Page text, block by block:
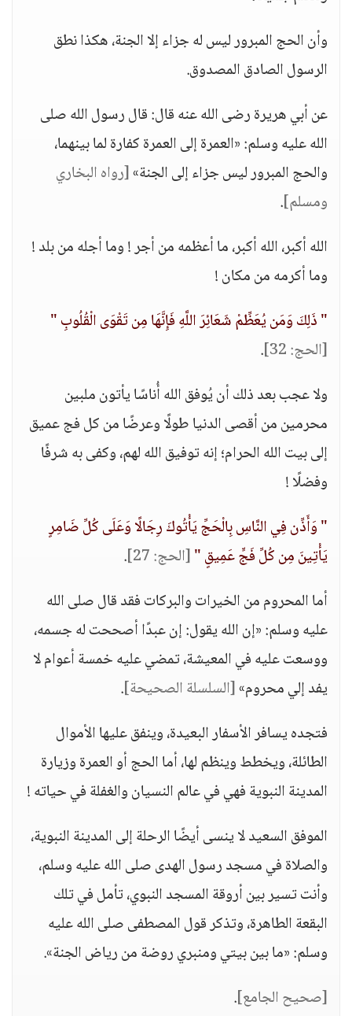
وأن الحج المبرور ليس له جزاء إلا الجنة، هكذا نطق
الرسول الصادق المصدوق.
عن أبي هريرة رضى الله عنه قال: قال رسول الله صلى
الله عليه وسلم: «العمرة إلى العمرة كفارة لما بينهما،
والحج المبرور ليس جزاء إلى الجنة»[رواه البخاري
ومسلم].
الله أكبر، الله أكبر، ما أعظمه من أجر ! وما أجله من بلد !
وما أكرمه من مكان !
" ذَلِكَ وَمَن يُعَظِّمْ شَعَائِرَ اللَّهِ فَإِنَّهَا مِن تَقْوَى الْقُلُوبِ "
[الحج: 32]
.
ولا عجب بعد ذلك أن يُوفق الله أُناسًا يأتون ملبين
محرمين من أقصى الدنيا طولًا وعرضًا من كل فج عميق
إلى بيت الله الحرام؛ إنه توفيق الله لهم، وكفى به شرفًا
وفضلًا !
" وَأَذِّن فِي النَّاسِ بِالْحَجِّ يَأْتُوكَ رِجَالًا وَعَلَى كُلِّ ضَامِرٍ
يَأْتِينَ مِن كُلِّ فَجٍّ عَمِيقٍ "[الحج: 27]
.
أما المحروم من الخيرات والبركات فقد قال صلى الله
عليه وسلم: «إن الله يقول: إن عبدًا أصححت له جسمه،
ووسعت عليه في المعيشة، تمضي عليه خمسة أعوام لا
يفد إلي محروم»[السلسلة الصحيحة].
فتجده يسافر الأسفار البعيدة، وينفق عليها الأموال
الطائلة، ويخطط وينظم لها، أما الحج أو العمرة وزيارة
المدينة النبوية فهي في عالم النسيان والغفلة في حياته !
الموفق السعيد لا ينسى أيضًا الرحلة إلى المدينة النبوية،
والصلاة في مسجد رسول الهدى صلى الله عليه وسلم،
وأنت تسير بين أروقة المسجد النبوي، تأمل في تلك
البقعة الطاهرة، وتذكر قول المصطفى صلى الله عليه
وسلم: «ما بين بيتي ومنبري روضة من رياض الجنة».
[صحيح الجامع].